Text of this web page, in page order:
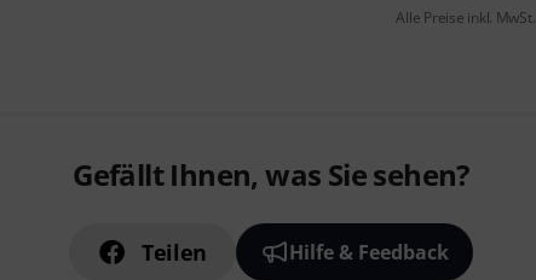
Alle Preise inkl. MwSt.
Gefällt Ihnen, was Sie sehen?
Teilen Hilfe & Feedback